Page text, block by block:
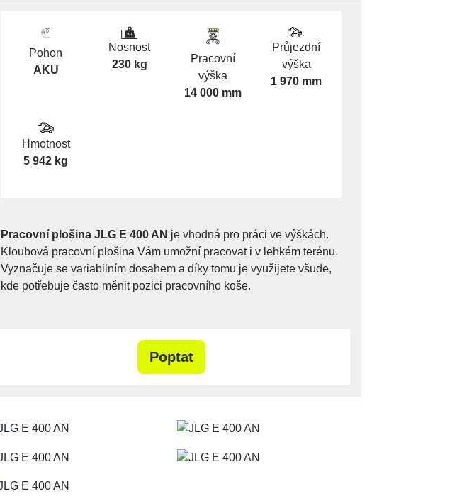
Pohon
AKU
Nosnost
230 kg
Pracovní
výška
14 000 mm
Průjezdní
výška
1 970 mm
Hmotnost
5 942 kg
Pracovní plošina JLG E 400 AN je vhodná pro práci ve výškách.
Kloubová pracovní plošina Vám umožní pracovat i v lehkém terénu.
Vyznačuje se variabilním dosahem a díky tomu je využijete všude,
kde potřebuje často měnit pozici pracovního koše.
Poptat